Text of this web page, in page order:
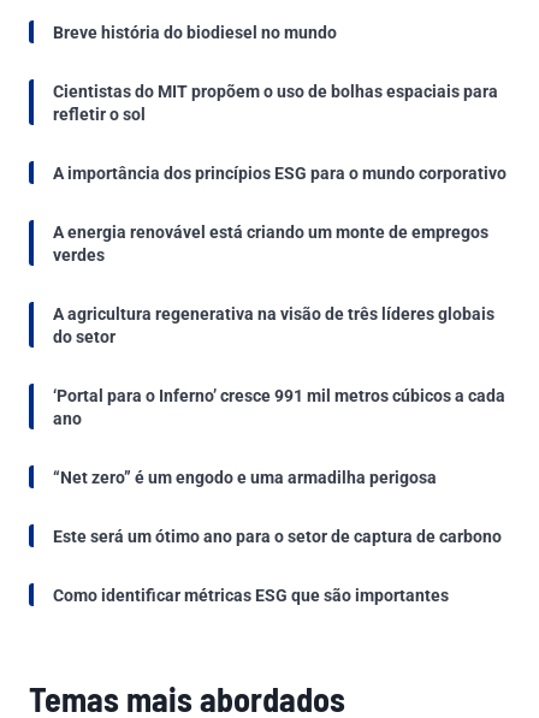
Breve história do biodiesel no mundo
Cientistas do MIT propõem o uso de bolhas espaciais para
refletir o sol
A importância dos princípios ESG para o mundo corporativo
A energia renovável está criando um monte de empregos
verdes
A agricultura regenerativa na visão de três líderes globais
do setor
‘Portal para o Inferno’ cresce 991 mil metros cúbicos a cada
ano
“Net zero” é um engodo e uma armadilha perigosa
Este será um ótimo ano para o setor de captura de carbono
Como identificar métricas ESG que são importantes
Temas mais abordados